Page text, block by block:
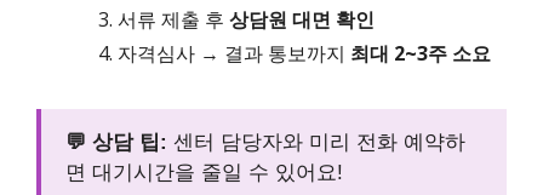
서류 제출 후상담원 대면 확인
자격심사 → 결과 통보까지 최대 2~3주 소요
💬 상담 팁: 센터 담당자와 미리 전화 예약하
면 대기시간을 줄일 수 있어요!